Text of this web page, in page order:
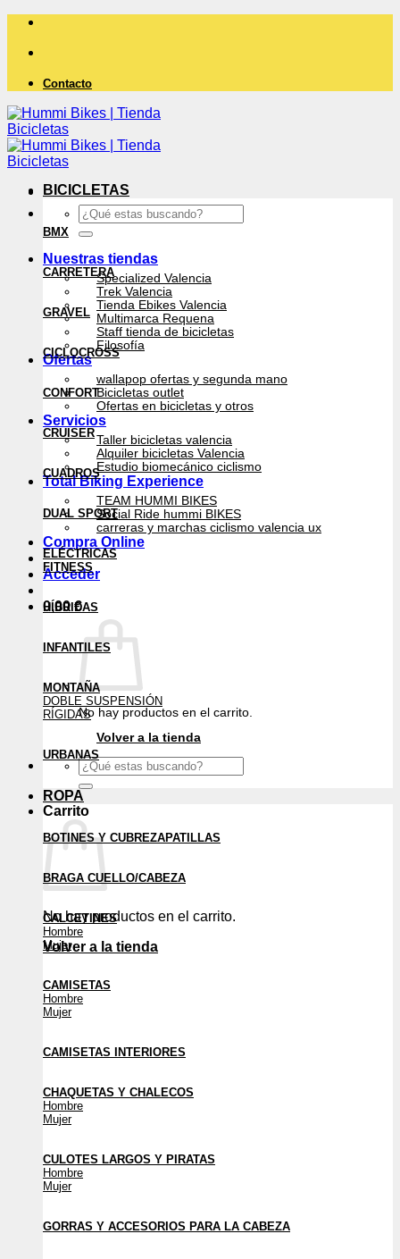
Saltar
contenido
Contacto
Buscar
por:
Nuestras tiendas
Specialized Valencia
Trek Valencia
Tienda Ebikes Valencia
Multimarca Requena
Staff tienda de bicicletas
Filosofía
Ofertas
wallapop ofertas y segunda mano
Bicicletas outlet
Ofertas en bicicletas y otros
Servicios
Taller bicicletas valencia
Alquiler bicicletas Valencia
Estudio biomecánico ciclismo
Total Biking Experience
TEAM HUMMI BIKES
Social Ride hummi BIKES
carreras y marchas ciclismo valencia ux
Compra Online
Acceder
0,00€
No hay productos en el carrito.
Volver a la tienda
Buscar
por:
Carrito
No hay productos en el carrito.
Volver a la tienda
BICICLETAS
BMX
CARRETERA
GRAVEL
CICLOCROSS
CONFORT
CRUISER
CUADROS
DUAL SPORT
ELÉCTRICAS
FITNESS
HÍBRIDAS
INFANTILES
MONTAÑA
DOBLE SUSPENSIÓN
RÍGIDAS
URBANAS
ROPA
BOTINES Y CUBREZAPATILLAS
BRAGA CUELLO/CABEZA
CALCETINES
Hombre
Mujer
CAMISETAS
Hombre
Mujer
CAMISETAS INTERIORES
CHAQUETAS Y CHALECOS
Hombre
Mujer
CULOTES LARGOS Y PIRATAS
Hombre
Mujer
GORRAS Y ACCESORIOS PARA LA CABEZA